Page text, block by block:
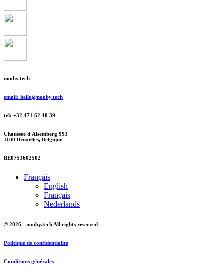
nooby.tech
email: hello@nooby.tech
tel: +32 471 62 40 39
Chaussée d'Alsemberg 993
1180 Bruxelles, Belgique
BE0753602502
Français
English
Français
Nederlands
© 2026 - nooby.tech All rights reserved
Politique de confidentialité
Conditions générales